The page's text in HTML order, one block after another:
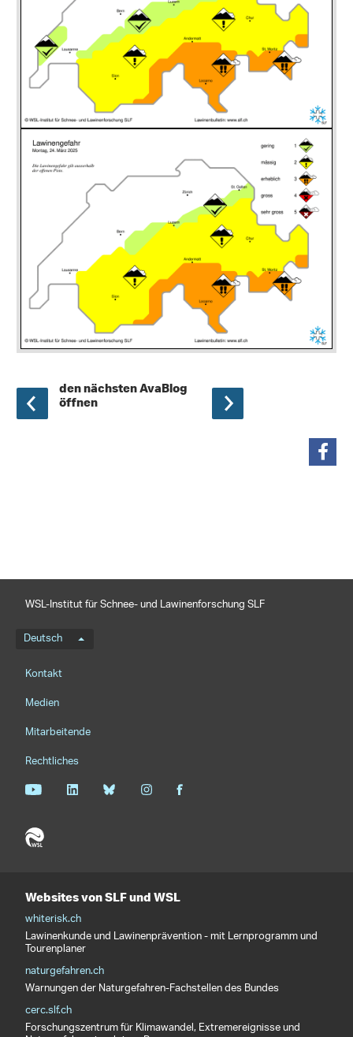
den nächsten AvaBlog
öffnen
WSL-Institut für Schnee- und Lawinenforschung SLF
Sprachmenü
Deutsch
Footernavigation
Kontakt
Medien
Mitarbeitende
Rechtliches
Websites von SLF und WSL
whiterisk.ch
Lawinenkunde und Lawinenprävention - mit Lernprogramm und
Tourenplaner
naturgefahren.ch
Warnungen der Naturgefahren-Fachstellen des Bundes
cerc.slf.ch
Forschungszentrum für Klimawandel, Extremereignisse und